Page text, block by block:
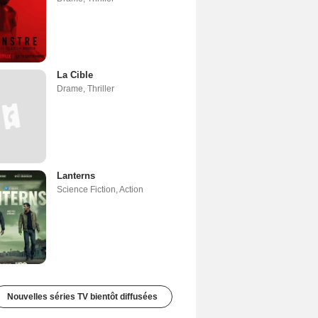
La Cible
Drame, Thriller
Lanterns
Science Fiction,Action
Nouvelles séries TV bientôt diffusées